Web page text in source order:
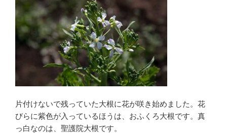
片付けないで残っていた大根に花が咲き始めました。花
びらに紫色が入っているほうは、おふくろ大根です。真
っ白なのは、聖護院大根です。